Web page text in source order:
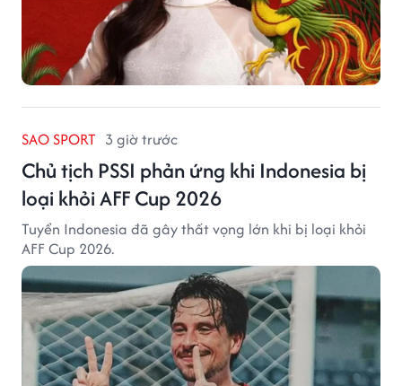
SAO SPORT 3 giờ trước
Chủ tịch PSSI phản ứng khi Indonesia bị
loại khỏi AFF Cup 2026
Tuyển Indonesia đã gây thất vọng lớn khi bị loại khỏi
AFF Cup 2026.